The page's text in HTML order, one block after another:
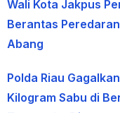
Wali Kota Jakpus
Berantas
Abang
Polda Riau
Kilogram Sabu di